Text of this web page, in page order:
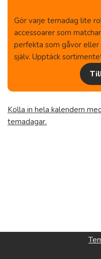
Gör varje temadag lite
accessoarer som
perfekta som gåvor eller
själv. Upptäck
Kolla in hela kalendern
temadagar.